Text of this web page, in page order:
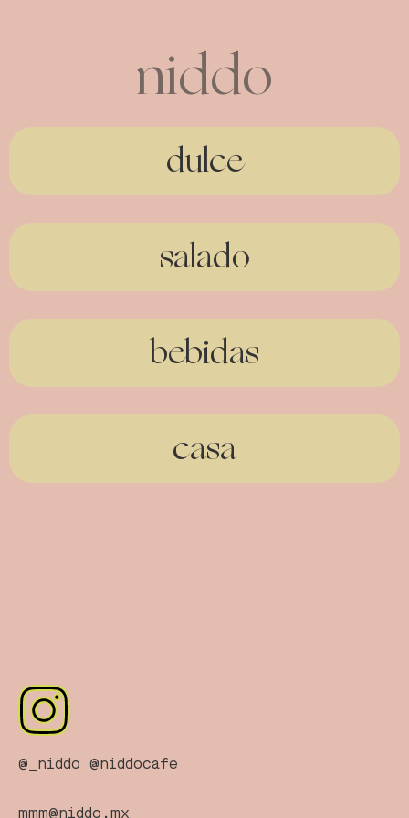
niddo
dulce
salado
bebidas
casa
@_niddo @niddocafe
mmm@niddo.mx